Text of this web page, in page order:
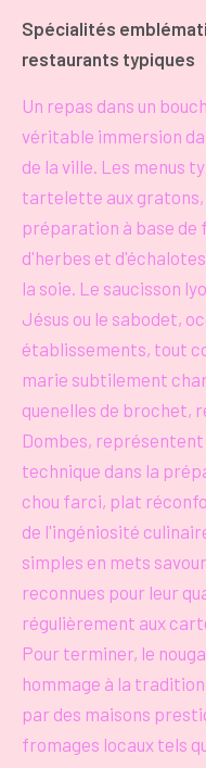
Spécialités
restaurants typiques
Un repas dans un
véritable immersion
de la ville. Les menus
tartelette aux gratons,
préparation à base de
d'herbes et
la soie. Le saucisson
Jésus ou le sabodet,
établissements, tout
marie subtilement
quenelles de brochet,
Dombes,
technique dans la
chou farci, plat
de l'ingéniosité
simples en mets
reconnues pour leur
régulièrement aux
Pour terminer, le
hommage à la
par des maisons
fromages locaux tels